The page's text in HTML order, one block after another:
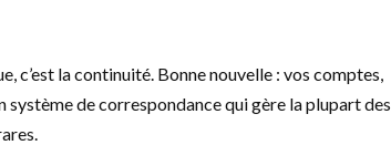
c’est la continuité. Bonne nouvelle : vos comptes,
système de correspondance qui gère la plupart des